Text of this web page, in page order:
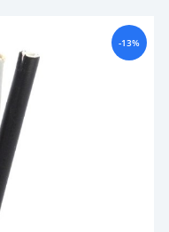
-13%